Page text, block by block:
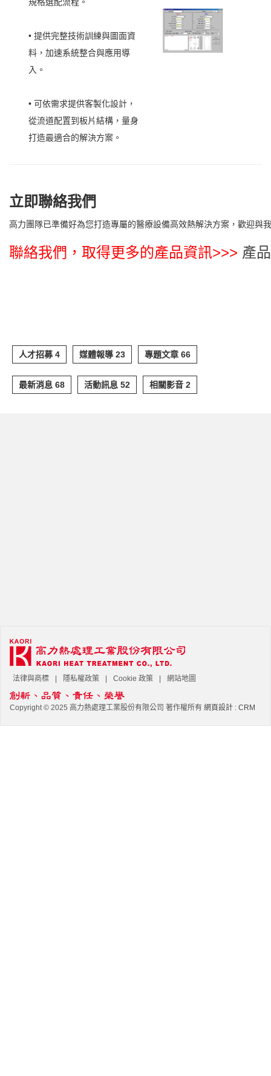
• 提供完整技術訓練與圖面資
料，加速系統整合與應用導
入。
• 可依需求提供客製化設計，
從流道配置到板片結構，量身
打造最適合的解決方案。
立即聯絡我們
高力團隊已準備好為您打造專屬的醫療設備高效熱解決方案，歡迎與
聯絡我們，取得更多的產品資訊>>> 產
人才招募 4 媒體報導 23 專題文章 66
最新消息 68 活動訊息 52 相關影音 2
法律與商標 隱私權政策 Cookie 政策 網站地圖
Copyright © 2025 高力熱處理工業股份有限公司 著作權所有 網頁設計 : CRM